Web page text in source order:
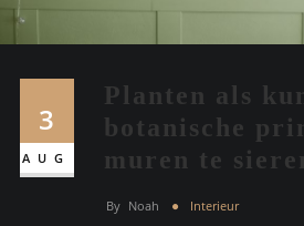
3
AUG
Planten als
botanische
muren te
By Noah Interieur